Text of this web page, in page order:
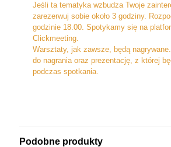
Jeśli ta tematyka wzbudza Twoje
zarezerwuj sobie około 3 godziny.
godzinie 18.00. Spotykamy się na
Clickmeeting.
Warsztaty, jak zawsze, będą
do nagrania oraz prezentację, z której
podczas spotkania.
Podobne produkty